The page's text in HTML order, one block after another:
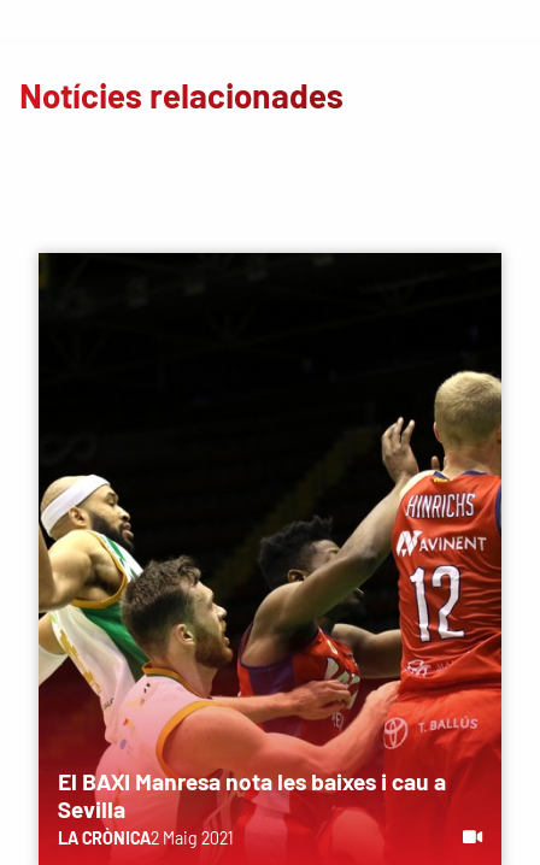
Notícies relacionades
El BAXI Manresa nota les baixes i cau a
Sevilla
LA CRÒNICA2 Maig 2021